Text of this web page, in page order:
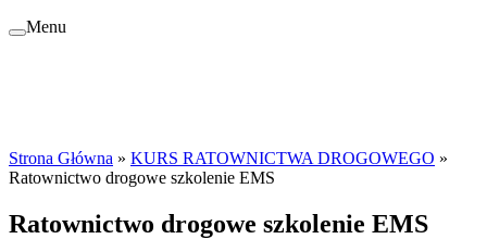
Menu
Strona Główna » KURS RATOWNICTWA DROGOWEGO »
Ratownictwo drogowe szkolenie EMS
Ratownictwo drogowe szkolenie EMS